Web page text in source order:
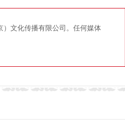
）文化传播有限公司。任何媒体